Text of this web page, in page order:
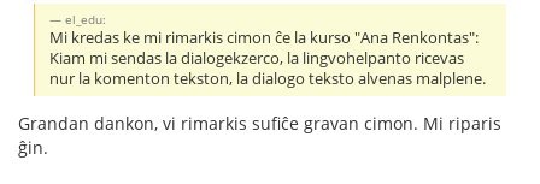
el_edu:
Mi kredas ke mi rimarkis cimon ĉe la kurso "Ana Renkontas":
Kiam mi sendas la dialogekzerco, la lingvohelpanto ricevas
nur la komenton tekston, la dialogo teksto alvenas malplene.
Grandan dankon, vi rimarkis sufiĉe gravan cimon. Mi riparis
ĝin.